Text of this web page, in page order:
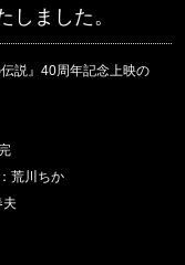
ました。
説』40周年記念上映の
荒川ちか